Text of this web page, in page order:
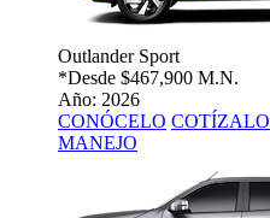
Outlander Sport
*Desde $467,900 M.N.
Año: 2026
CONÓCELO COTÍZALO
MANEJO